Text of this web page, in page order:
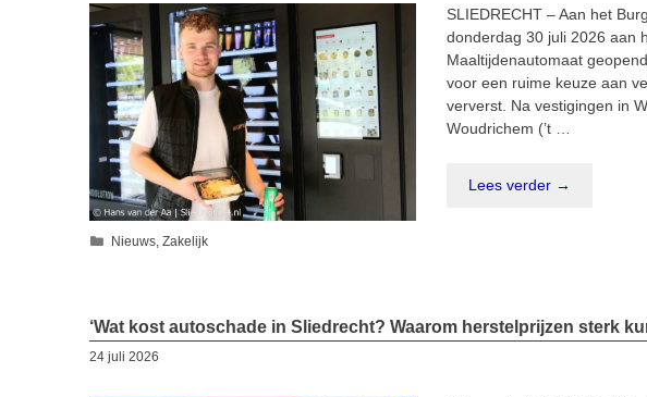
SLIEDRECHT – Aan het
donderdag 30 juli 2026 aan
Maaltijdenautomaat
voor een ruime keuze aan
ververst. Na vestigingen in
Woudrichem (’t …
Lees verder →
Categorieën
Nieuws,Zakelijk
‘Wat kost autoschade in Sliedrecht? Waarom herstelprijzen sterk
24 juli 2026